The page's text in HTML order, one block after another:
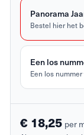
Panorama
Bestel hier het
Een los
Een los
€ 18,25 per